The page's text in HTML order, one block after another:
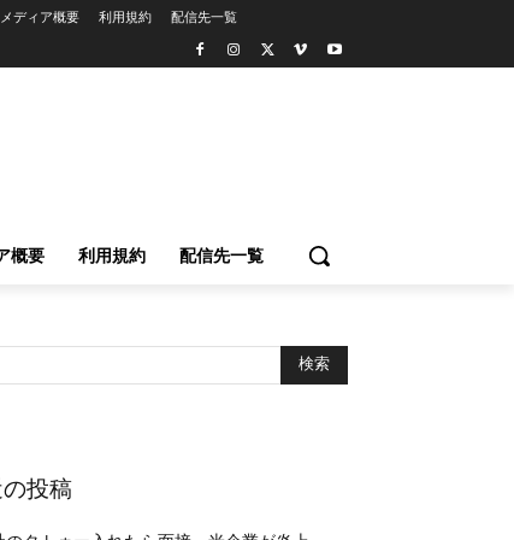
ディア概要 利用規約 配信先一覧
概要 利用規約 配信先一覧
投稿